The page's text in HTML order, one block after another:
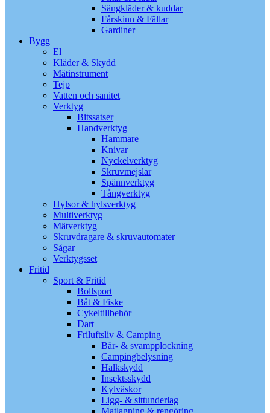
Sängkläder & kuddar
Fårskinn & Fällar
Gardiner
Bygg
El
Kläder & Skydd
Mätinstrument
Tejp
Vatten och sanitet
Verktyg
Bitssatser
Handverktyg
Hammare
Knivar
Nyckelverktyg
Skruvmejslar
Spännverktyg
Tångverktyg
Hylsor & hylsverktyg
Multiverktyg
Mätverktyg
Skruvdragare & skruvautomater
Sågar
Verktygsset
Fritid
Sport & Fritid
Bollsport
Båt & Fiske
Cykeltillbehör
Dart
Friluftsliv & Camping
Bär- & svampplockning
Campingbelysning
Halkskydd
Insektsskydd
Kylväskor
Ligg- & sittunderlag
Matlagning & rengöring